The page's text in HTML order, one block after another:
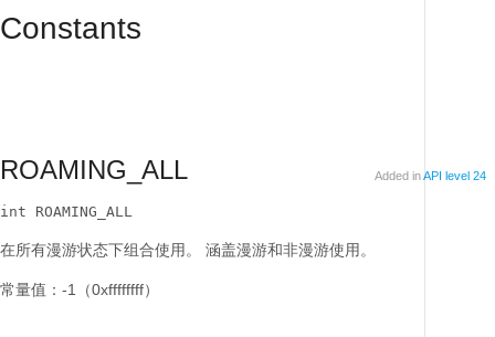
Constants
ROAMING_ALL Added inAPI level 24
int ROAMING_ALL
在所有漫游状态下组合使用。 涵盖漫游和非漫游使用。
常量值：-1（0xffffffff）